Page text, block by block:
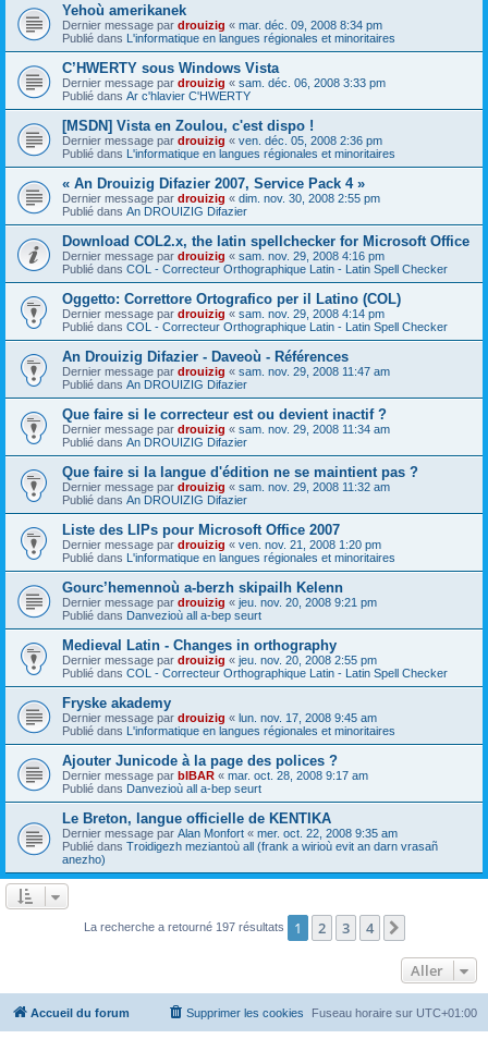
Yehoù amerikanek
Dernier message par drouizig « mar. déc. 09, 2008 8:34 pm
Publié dans L'informatique en langues régionales et minoritaires
C’HWERTY sous Windows Vista
Dernier message par drouizig « sam. déc. 06, 2008 3:33 pm
Publié dans Ar c'hlavier C'HWERTY
[MSDN] Vista en Zoulou, c'est dispo !
Dernier message par drouizig « ven. déc. 05, 2008 2:36 pm
Publié dans L'informatique en langues régionales et minoritaires
« An Drouizig Difazier 2007, Service Pack 4 »
Dernier message par drouizig « dim. nov. 30, 2008 2:55 pm
Publié dans An DROUIZIG Difazier
Download COL2.x, the latin spellchecker for Microsoft Office
Dernier message par drouizig « sam. nov. 29, 2008 4:16 pm
Publié dans COL - Correcteur Orthographique Latin - Latin Spell Checker
Oggetto: Correttore Ortografico per il Latino (COL)
Dernier message par drouizig « sam. nov. 29, 2008 4:14 pm
Publié dans COL - Correcteur Orthographique Latin - Latin Spell Checker
An Drouizig Difazier - Daveoù - Références
Dernier message par drouizig « sam. nov. 29, 2008 11:47 am
Publié dans An DROUIZIG Difazier
Que faire si le correcteur est ou devient inactif ?
Dernier message par drouizig « sam. nov. 29, 2008 11:34 am
Publié dans An DROUIZIG Difazier
Que faire si la langue d'édition ne se maintient pas ?
Dernier message par drouizig « sam. nov. 29, 2008 11:32 am
Publié dans An DROUIZIG Difazier
Liste des LIPs pour Microsoft Office 2007
Dernier message par drouizig « ven. nov. 21, 2008 1:20 pm
Publié dans L'informatique en langues régionales et minoritaires
Gourc’hemennoù a-berzh skipailh Kelenn
Dernier message par drouizig « jeu. nov. 20, 2008 9:21 pm
Publié dans Danvezioù all a-bep seurt
Medieval Latin - Changes in orthography
Dernier message par drouizig « jeu. nov. 20, 2008 2:55 pm
Publié dans COL - Correcteur Orthographique Latin - Latin Spell Checker
Fryske akademy
Dernier message par drouizig « lun. nov. 17, 2008 9:45 am
Publié dans L'informatique en langues régionales et minoritaires
Ajouter Junicode à la page des polices ?
Dernier message par bIBAR « mar. oct. 28, 2008 9:17 am
Publié dans Danvezioù all a-bep seurt
Le Breton, langue officielle de KENTIKA
Dernier message par Alan Monfort « mer. oct. 22, 2008 9:35 am
Publié dans Troidigezh meziantoù all (frank a wirioù evit an darn vrasañ
anezho)
La recherche a retourné 197 résultats 1 2 3 4
Aller
Accueil du forum Fuseau horaire sur UTC+01:00
Supprimer les cookies